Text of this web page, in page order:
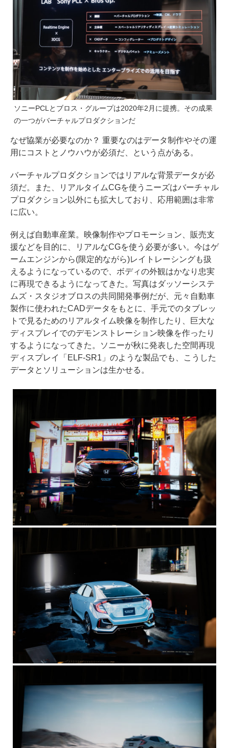
ソニーPCLとブロス・グループは2020年2月に提携。その成果
の一つがバーチャルプロダクションだ
なぜ協業が必要なのか？ 重要なのはデータ制作やその運
用にコストとノウハウが必須だ、という点がある。
バーチャルプロダクションではリアルな背景データが必
須だ。また、リアルタイムCGを使うニーズはバーチャル
プロダクション以外にも拡大しており、応用範囲は非常
に広い。
例えば自動車産業。映像制作やプロモーション、販売支
援などを目的に、リアルなCGを使う必要が多い。今はゲ
ームエンジンから(限定的ながら)レイトレーシングも扱
えるようになっているので、ボディの外観はかなり忠実
に再現できるようになってきた。写真はダッソーシステ
ムズ・スタジオブロスの共同開発事例だが、元々自動車
製作に使われたCADデータをもとに、手元でのタブレッ
トで見るためのリアルタイム映像を制作したり、巨大な
ディスプレイでのデモンストレーション映像を作ったり
するようになってきた。ソニーが秋に発表した空間再現
ディスプレイ「ELF-SR1」のような製品でも、こうした
データとソリューションは生かせる。